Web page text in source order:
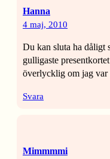
Hanna
4 maj, 2010
Du kan sluta ha dåligt
gulligaste
överlycklig om jag var
Svara
Mimmmmi